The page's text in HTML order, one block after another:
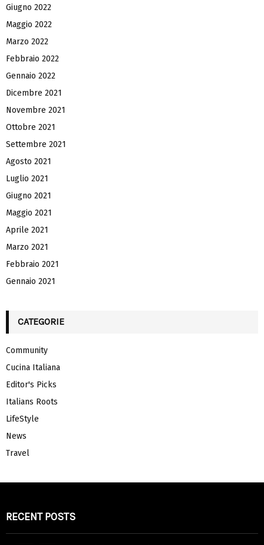
Giugno 2022
Maggio 2022
Marzo 2022
Febbraio 2022
Gennaio 2022
Dicembre 2021
Novembre 2021
Ottobre 2021
Settembre 2021
Agosto 2021
Luglio 2021
Giugno 2021
Maggio 2021
Aprile 2021
Marzo 2021
Febbraio 2021
Gennaio 2021
CATEGORIE
Community
Cucina Italiana
Editor's Picks
Italians Roots
LifeStyle
News
Travel
RECENT POSTS